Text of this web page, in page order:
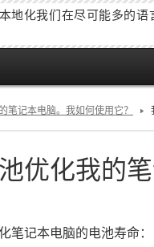
地化我们在尽可能多的
笔记本电脑。我如何使用它？
优化我的
笔记本电脑的电池寿命：